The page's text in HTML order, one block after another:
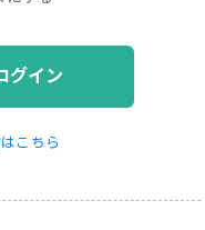
グイン
こちら